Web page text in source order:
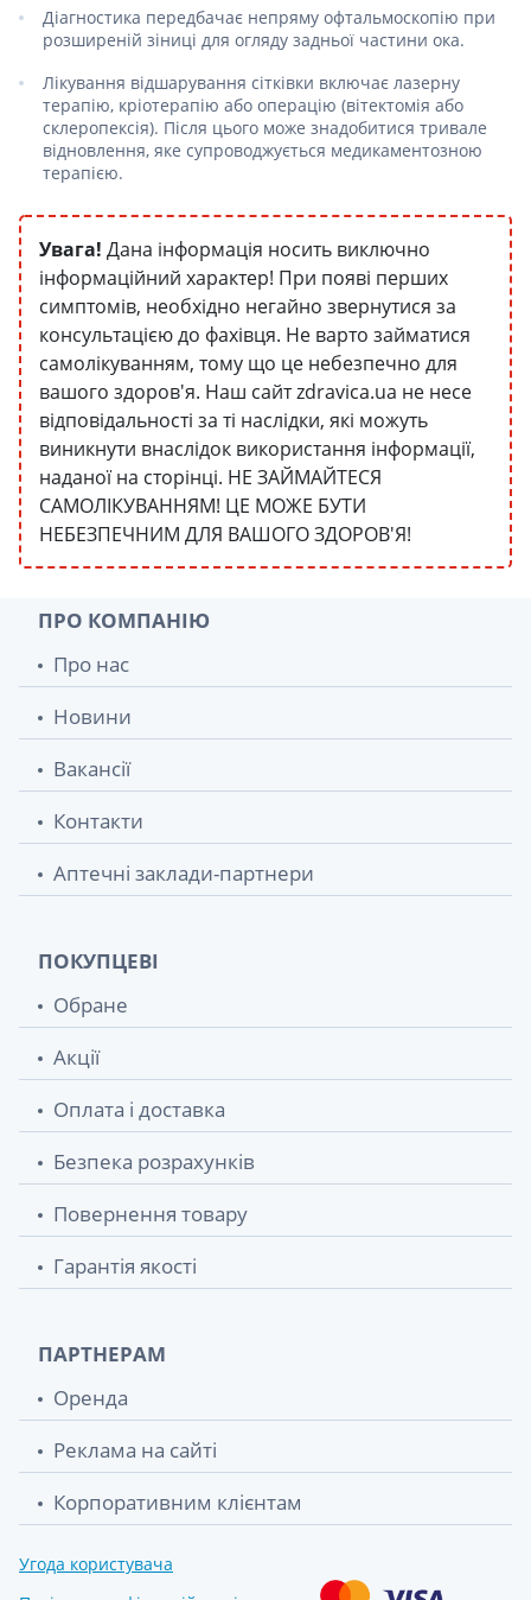
Діагностика передбачає непряму офтальмоскопію при
розширеній зіниці для огляду задньої частини ока.
Лікування відшарування сітківки включає лазерну
терапію, кріотерапію або операцію (вітектомія або
склеропексія). Після цього може знадобитися тривале
відновлення, яке супроводжується медикаментозною
терапією.
Увага! Дана інформація носить виключно
інформаційний характер! При появі перших
симптомів, необхідно негайно звернутися за
консультацією до фахівця. Не варто займатися
самолікуванням, тому що це небезпечно для
вашого здоров'я. Наш сайт zdravica.ua не несе
відповідальності за ті наслідки, які можуть
виникнути внаслідок використання інформації,
наданої на сторінці. НЕ ЗАЙМАЙТЕСЯ
САМОЛІКУВАННЯМ! ЦЕ МОЖЕ БУТИ
НЕБЕЗПЕЧНИМ ДЛЯ ВАШОГО ЗДОРОВ'Я!
ПРО КОМПАНІЮ
Про нас
Новини
Вакансії
Контакти
Аптечні заклади-партнери
ПОКУПЦЕВІ
Обране
Акції
Оплата і доставка
Безпека розрахунків
Повернення товару
Гарантія якості
ПАРТНЕРАМ
Оренда
Реклама на сайті
Корпоративним клієнтам
Угода користувача